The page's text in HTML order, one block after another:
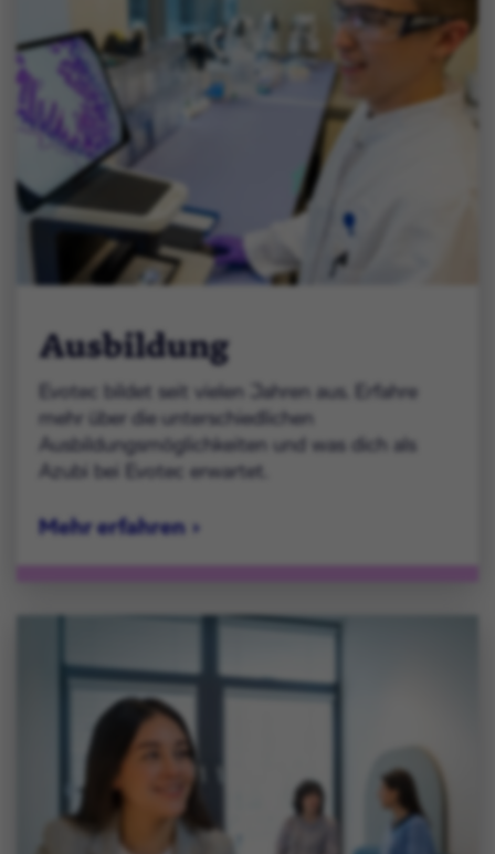
Ausbildung
Evotec bildet seit vielen Jahren aus. Erfahre
mehr über die unterschiedlichen
Ausbildungsmöglichkeiten und was dich als
Azubi bei Evotec erwartet.
Mehr erfahren